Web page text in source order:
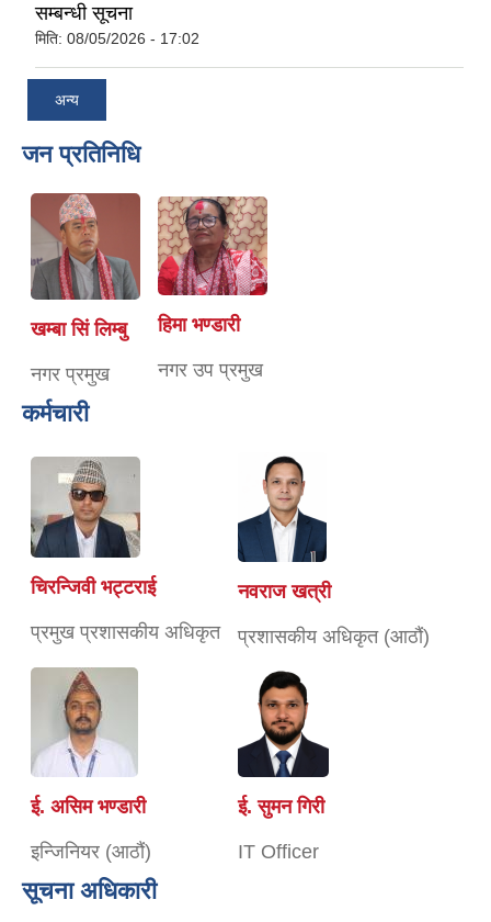
सम्बन्धी सूचना
मिति: 08/05/2026 - 17:02
अन्य
जन प्रतिनिधि
खम्बा सिं लिम्बु
नगर प्रमुख
हिमा भण्डारी
नगर उप प्रमुख
कर्मचारी
चिरन्जिवी भट्टराई
प्रमुख प्रशासकीय अधिकृत
नवराज खत्री
प्रशासकीय अधिकृत (आठौं)
ई. असिम भण्डारी
इन्जिनियर (आठौं)
ई. सुमन गिरी
IT Officer
सूचना अधिकारी